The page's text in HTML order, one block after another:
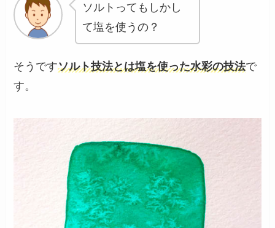
ソルトってもしかし
て塩を使うの？
そうですソルト技法とは塩を使った水彩の技法で
す。